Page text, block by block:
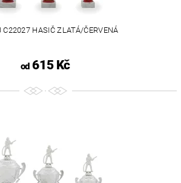
C22027 HASIČ ZLATÁ/ČERVENÁ
od615 Kč